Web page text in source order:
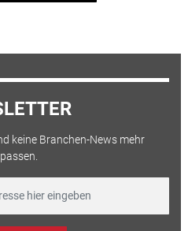
keine Branchen-News mehr